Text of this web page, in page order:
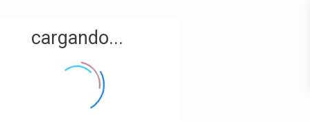
cargando...